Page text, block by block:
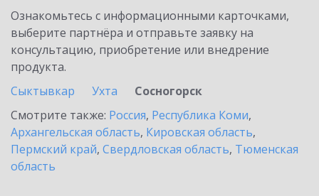
Ознакомьтесь с информационными карточками,
выберите партнёра и отправьте заявку на
консультацию, приобретение или внедрение
продукта.
Сыктывкар
Ухта
Сосногорск
Смотрите также: Россия, Республика Коми,
Архангельская область, Кировская область,
Пермский край, Свердловская область, Тюменская
область